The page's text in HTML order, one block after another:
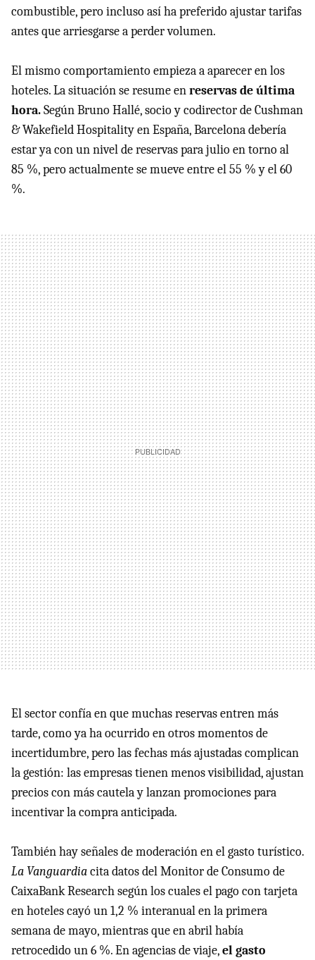
combustible, pero incluso así ha preferido ajustar tarifas
antes que arriesgarse a perder volumen.
El mismo comportamiento empieza a aparecer en los
hoteles. La situación se resume enreservas de última
hora.Según Bruno Hallé, socio y codirector de Cushman
& Wakefield Hospitality en España, Barcelona debería
estar ya con un nivel de reservas para julio en torno al
85 %, pero actualmente se mueve entre el 55 % y el 60
%.
El sector confía en que muchas reservas entren más
tarde, como ya ha ocurrido en otros momentos de
incertidumbre, pero las fechas más ajustadas complican
la gestión: las empresas tienen menos visibilidad, ajustan
precios con más cautela y lanzan promociones para
incentivar la compra anticipada.
También hay señales de moderación en el gasto turístico.
La Vanguardiacita datos del Monitor de Consumo de
CaixaBank Research según los cuales el pago con tarjeta
en hoteles cayó un 1,2 % interanual en la primera
semana de mayo, mientras que en abril había
retrocedido un 6 %. En agencias de viaje,el gasto